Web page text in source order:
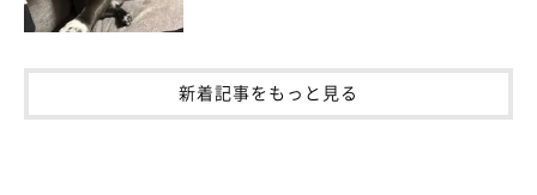
新着記事をもっと見る